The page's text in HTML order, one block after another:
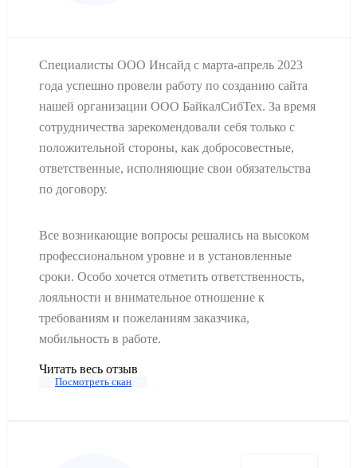
Специалисты ООО Инсайд с марта-апрель 2023
года успешно провели работу по созданию сайта
нашей организации ООО БайкалСибТех. За время
сотрудничества зарекомендовали себя только с
положительной стороны, как добросовестные,
ответственные, исполняющие свои обязательства
по договору.
Все возникающие вопросы решались на высоком
профессиональном уровне и в установленные
сроки. Особо хочется отметить ответственность,
лояльности и внимательное отношение к
требованиям и пожеланиям заказчика,
мобильность в работе.
Читать весь отзыв
Посмотреть скан